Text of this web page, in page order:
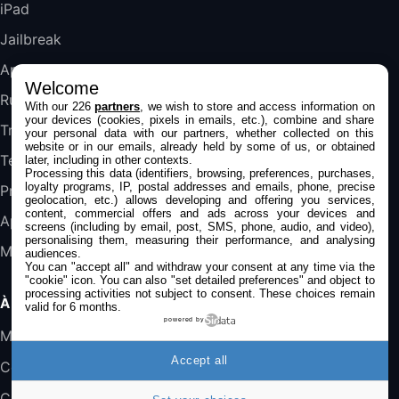
Jeu FIFA 20 sur PC (code à télécharger)
45,98€57,99€Rue Du Commerce (Vendeur Tiers)
iPad
Jailbreak
Applications
Rumeurs
Trucs & astuces
Tests
Promos
Apple
Mac
À PROPOS
Mentions légales
Confidentialité
Welcome
With our 226partners , we wish to store and access information on
your devices (cookies, pixels in emails, etc.), combine and share
your personal data with our partners, whether collected on this
website or in our emails, already held by some of us, or obtained
later, including in other contexts.
Processing this data (identifiers, browsing, preferences, purchases,
loyalty programs, IP, postal addresses and emails, phone, precise
geolocation, etc.) allows developing and offering you services,
content, commercial offers and ads across your devices and
screens (including by email, post, SMS, phone, audio, and video),
personalising them, measuring their performance, and analysing
audiences.
You can "accept all" and withdraw your consent at any time via the
"cookie" icon. You can also "set detailed preferences" and object to
processing activities not subject to consent. These choices remain
valid for 6 months.
powered by
Accept all